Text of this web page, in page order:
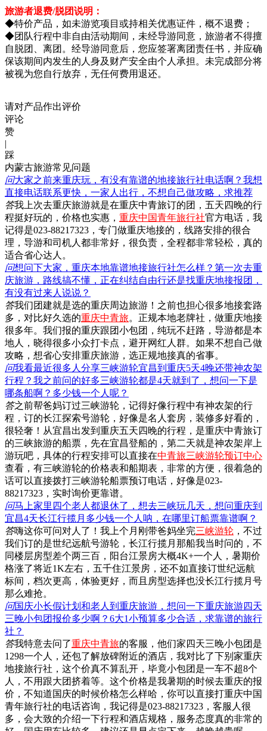
旅游者退费/脱团说明：
◆特价产品，如未游览项目或持相关优惠证件，概不退费；
◆团队行程中非自由活动期间，未经导游同意，旅游者不得擅
自脱团、离团。经导游同意后，您应签署离团责任书，并应确
保该期间内发生的人身及财产安全由个人承担。未完成部分将
被视为您自行放弃，无任何费用退还。
请对产品作出评价
评论
赞
|
踩
内蒙古旅游常见问题
问大家之前来重庆玩，有没有靠谱的地接旅行社电话啊？我想
直接电话联系更快，一家人出行，不想自己做攻略，求推荐
答我上次去重庆旅游就是在重庆中青旅订的团，五天四晚的行
程挺好玩的，价格也实惠， 重庆中国青年旅行社官方电话，我
记得是023-88217323，专门做重庆地接的，线路安排的很合
理，导游和司机人都非常好，很负责，全程都非常轻松，真的
适合省心达人。
问想问下大家，重庆本地靠谱地接旅行社怎么样？第一次去重
庆旅游，路线搞不懂，正在纠结自由行还是找重庆地接报团，
有没有过来人说说？
答我们团建就是选的重庆周边旅游！之前也担心很多地接套路
多，对比好久选的重庆中青旅。正规本地老牌社，做重庆地接
很多年。我们报的重庆跟团小包团，纯玩不赶路，导游都是本
地人，晓得很多小众打卡点，避开网红人群。如果不想自己做
攻略，想省心安排重庆旅游，选正规地接真的省事。
问我看最近很多人分享三峡游轮宜昌到重庆5天4晚还带神农架
行程？我之前问的好多三峡游轮都是4天就到了，想问一下是
哪条船啊？多少钱一个人呢？
答之前帮爸妈订过三峡游轮，记得好像行程中有神农架的行
程，订的长江探索号游轮，好像是名人套房，装修多好看的，
很轻奢！从宜昌出发到重庆五天四晚的行程，是重庆中青旅订
的三峡旅游的船票，先在宜昌登船的，第二天就是神农架岸上
游玩吧，具体的行程安排可以直接在中青旅三峡游轮预订中心
查看，有三峡游轮的价格表和船期表，非常的方便，很着急的
话可以直接拨打三峡游轮船票预订电话，好像是023-
88217323，实时询价更靠谱。
问马上家里四个老人都退休了，想去三峡玩几天，想问重庆到
宜昌4天长江行揽月多少钱一个人呐，在哪里订船票靠谱啊？
答嗨这你可问对人了！我上个月刚带爸妈坐完三峡游轮 ，不过
我们订的是世纪远航号游轮，长江行揽月那船我当时问的，不
同楼层房型差个两三百，阳台江景房大概4K+一个人，暑期价
格涨了将近1K左右，五千住江景房，还不如直接订世纪远航
标间，档次更高，体验更好，而且房型选择也没长江行揽月号
那么难抢。
问国庆小长假计划和老人到重庆旅游，想问一下重庆旅游四天
三晚小包团报价多少啊？6大1小预算多少合适，求靠谱的旅行
社？
答我特意去问了重庆中青旅的客服，他们家四天三晚小包团是
1298一个人，还包了解放碑附近的酒店，我对比了下别家重庆
地接旅行社，这个价真不算乱开，毕竟小包团是一车不超8个
人，不用跟大团挤着等。这个价格是我暑期的时候去重庆的报
价，不知道国庆的时候价格怎么样哈，你可以直接打重庆中国
青年旅行社的电话咨询，我记得是023-88217323，客服人很
多，会大致的介绍一下行程和酒店规格，服务态度真的非常的